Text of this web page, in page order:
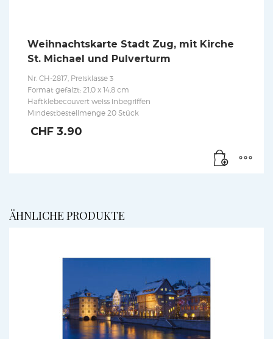
Weihnachtskarte Stadt Zug, mit Kirche
St. Michael und Pulverturm
Nr. CH-2817, Preisklasse 3
Format gefalzt: 21,0 x 14,8 cm
Haftklebecouvert weiss inbegriffen
Mindestbestellmenge 20 Stück
CHF 3.90
ÄHNLICHE PRODUKTE